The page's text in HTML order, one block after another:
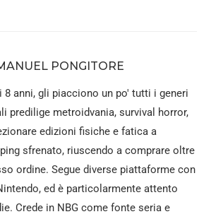
PONGITORE
8 anni, gli piacciono un po' tutti i generi
predilige metroidvania, survival horror,
edizioni fisiche e fatica a
sfrenato, riuscendo a comprare oltre
ordine. Segue diverse piattaforme con
ed è particolarmente attento
Crede in NBG come fonte seria e